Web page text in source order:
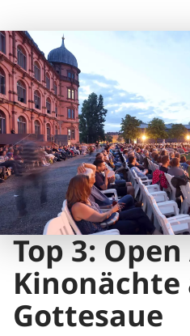
Top 3:
Kinonächte
Gottesaue